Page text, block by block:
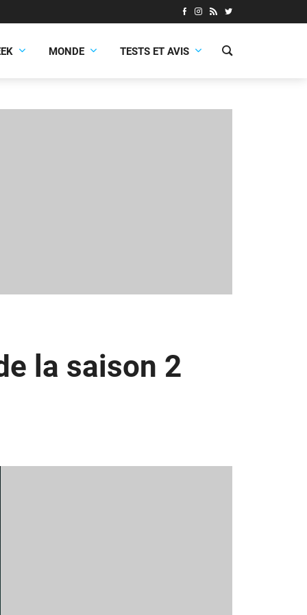
MONDE TESTS ET AVIS
la saison 2